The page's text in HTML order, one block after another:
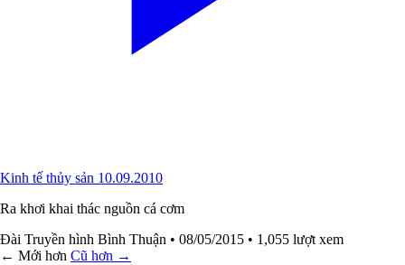
Kinh tế thủy sản 10.09.2010
Ra khơi khai thác nguồn cá cơm
Đài Truyền hình Bình Thuận • 08/05/2015 • 1,055 lượt xem
← Mới hơn Cũ hơn →